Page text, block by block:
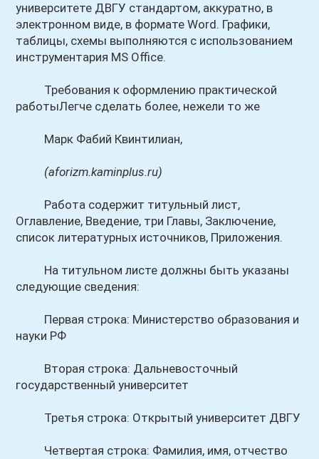
университете ДВГУ стандартом, аккуратно, в
электронном виде, в формате Word. Графики,
таблицы, схемы выполняются с использованием
инструментария MS Office.
Требования к оформлению практической
работыЛегче сделать более, нежели то же
Марк Фабий Квинтилиан,
(aforizm.kaminplus.ru)
Работа содержит титульный лист,
Оглавление, Введение, три Главы, Заключение,
список литературных источников, Приложения.
На титульном листе должны быть указаны
следующие сведения:
Первая строка: Министерство образования и
науки РФ
Вторая строка: Дальневосточный
государственный университет
Третья строка: Открытый университет ДВГУ
Четвертая строка: Фамилия, имя, отчество